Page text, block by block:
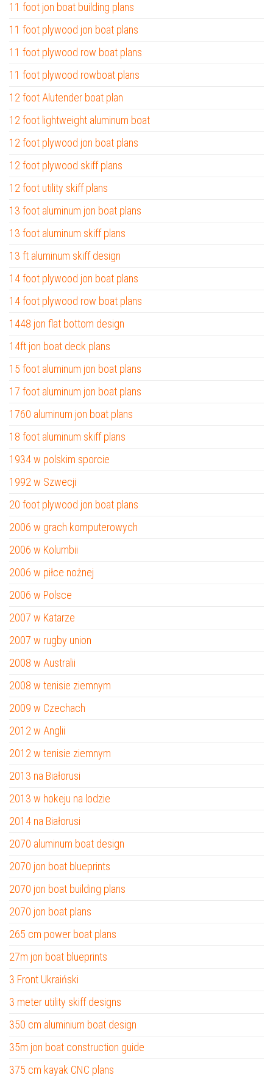
11 foot jon boat building plans
11 foot plywood jon boat plans
11 foot plywood row boat plans
11 foot plywood rowboat plans
12 foot Alutender boat plan
12 foot lightweight aluminum boat
12 foot plywood jon boat plans
12 foot plywood skiff plans
12 foot utility skiff plans
13 foot aluminum jon boat plans
13 foot aluminum skiff plans
13 ft aluminum skiff design
14 foot plywood jon boat plans
14 foot plywood row boat plans
1448 jon flat bottom design
14ft jon boat deck plans
15 foot aluminum jon boat plans
17 foot aluminum jon boat plans
1760 aluminum jon boat plans
18 foot aluminum skiff plans
1934 w polskim sporcie
1992 w Szwecji
20 foot plywood jon boat plans
2006 w grach komputerowych
2006 w Kolumbii
2006 w piłce nożnej
2006 w Polsce
2007 w Katarze
2007 w rugby union
2008 w Australii
2008 w tenisie ziemnym
2009 w Czechach
2012 w Anglii
2012 w tenisie ziemnym
2013 na Białorusi
2013 w hokeju na lodzie
2014 na Białorusi
2070 aluminum boat design
2070 jon boat blueprints
2070 jon boat building plans
2070 jon boat plans
265 cm power boat plans
27m jon boat blueprints
3 Front Ukraiński
3 meter utility skiff designs
350 cm aluminium boat design
35m jon boat construction guide
375 cm kayak CNC plans